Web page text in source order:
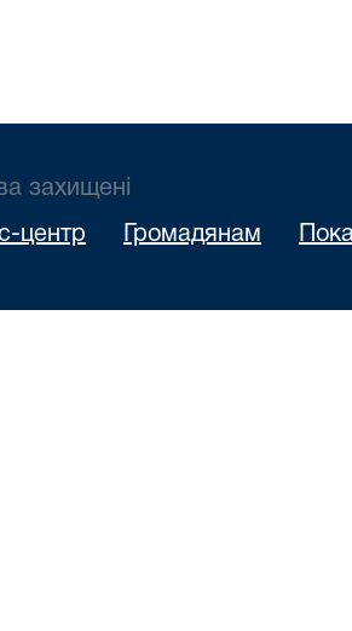
захищені
центр Громадянам